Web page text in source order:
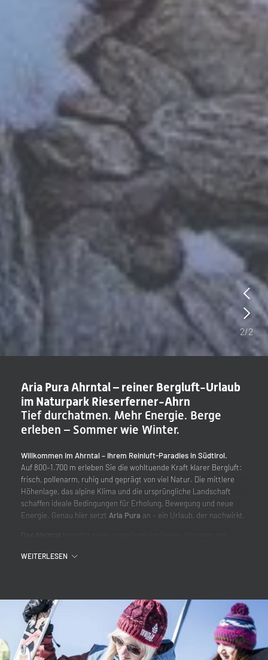
2/2
Aria Pura Ahrntal – reiner Bergluft-Urlaub
im Naturpark Rieserferner-Ahrn
Tief durchatmen. Mehr Energie. Berge
erleben – Sommer wie Winter.
Willkommen im Ahrntal – Ihrem Reinluft-Paradies in Südtirol.
Auf 800–1.700 m erleben Sie die wohltuende Kraft klarer Bergluft:
frisch, pollenarm, ruhig und geprägt von viel Natur. Die mittlere
Höhenlage, das alpine Klima und die ursprüngliche Landschaft
schaffen ideale Bedingungen für Erholung, Bewegung und neue
Energie. Genau hier setzt Aria Pura an – ein Urlaub, der nachwirkt.
den Luxus von Weite und echter Ruhe. Hier finden Sie keine
Warum Aria Pura?
Reinluft spüren:
wenig Verkehr, viel Natur, klare Bergluft und eine
ruhige Umgebung – ideal für Gäste, die bewusst durchatmen
möchten.
WEITERLESEN